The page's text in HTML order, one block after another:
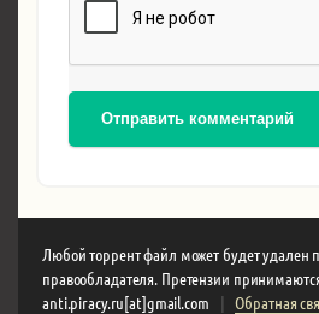
Отправить комментарий
Любой торрент файл может будет удален
правообладателя. Претензии
anti.piracy.ru[at]gmail.com
| Обратная